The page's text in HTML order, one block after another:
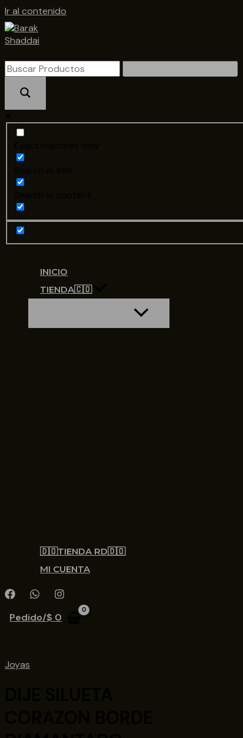
Ir al contenido
INICIO
TIENDA🇨🇴
🇩🇴TIENDA RD🇩🇴
MI CUENTA
Pedido/$ 0
Joyas